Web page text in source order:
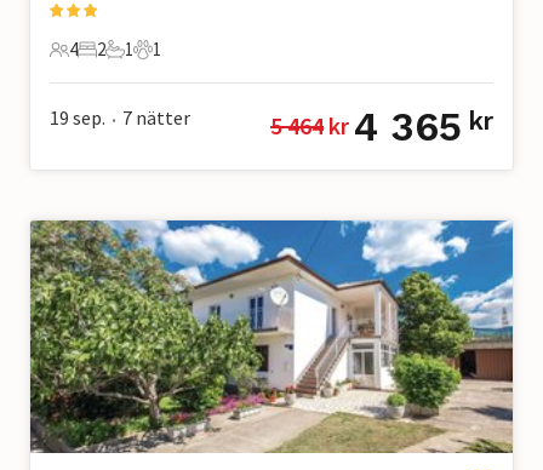
4 Gäster
4
2 Sovrum
2
1 Badrum
1
1 Husdjur
1
19 sep. • 7 nätter 5 464 kr 4 365 kr